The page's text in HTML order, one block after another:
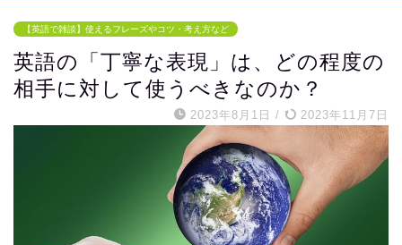
【英語で雑談】使えるフレーズやコツ・考え方など
英語の「丁寧な表現」は、どの程度の
相手に対して使うべきなのか？
2023年8月1日 / 2023年11月7日